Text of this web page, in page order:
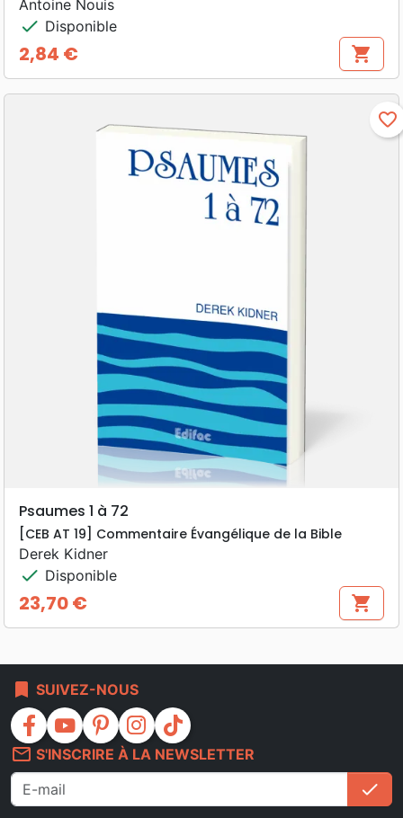
Antoine Nouis
check Disponible
Prix
2,84 € shopping_cart
favorite_border
Psaumes 1 à 72
[CEB AT 19] Commentaire Évangélique de la Bible
Derek Kidner
check Disponible
Prix
23,70 € shopping_cart
bookmark SUIVEZ-NOUS
facebook youtube pinterest instagram
tiktok
mail_outline S'INSCRIRE À LA NEWSLETTER
check